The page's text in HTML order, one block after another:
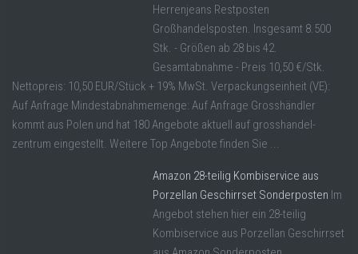
Herrenjeans Restposten
Großhandelsposten. Insgesamt 8.500
Stk. - Größen ab 28 bis 42.
Gesamtabnahme - Preis 10,50 €/Stk.
Nettopreis: 10,50 EUR/Stück + 19% MwSt. Verpackungseinheit (VE):
Auf Anfrage Mindestabnahmemenge: Auf Anfrage Grosshändler
kommt aus Polen und hat 180 Angebote aktuell auf grosshandel-
zentrum eingestellt. Weitere Top Angebote finden Sie ...
Amazon 28-teilig Kombiservice aus
Porzellan Geschirrset Sonderposten Im
Angebot stehen hier ein 28-teilig
Kombiservice aus Porzellan Geschirrset